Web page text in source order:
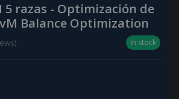
5 razas - Optimización de
Balance Optimization
In stock